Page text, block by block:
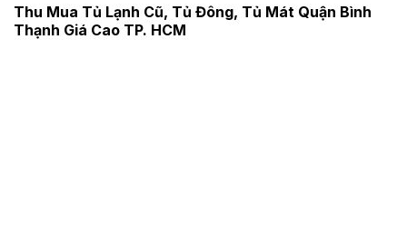
Thu Mua Tủ Lạnh Cũ, Tủ Đông, Tủ Mát Quận Bình
Thạnh Giá Cao TP. HCM